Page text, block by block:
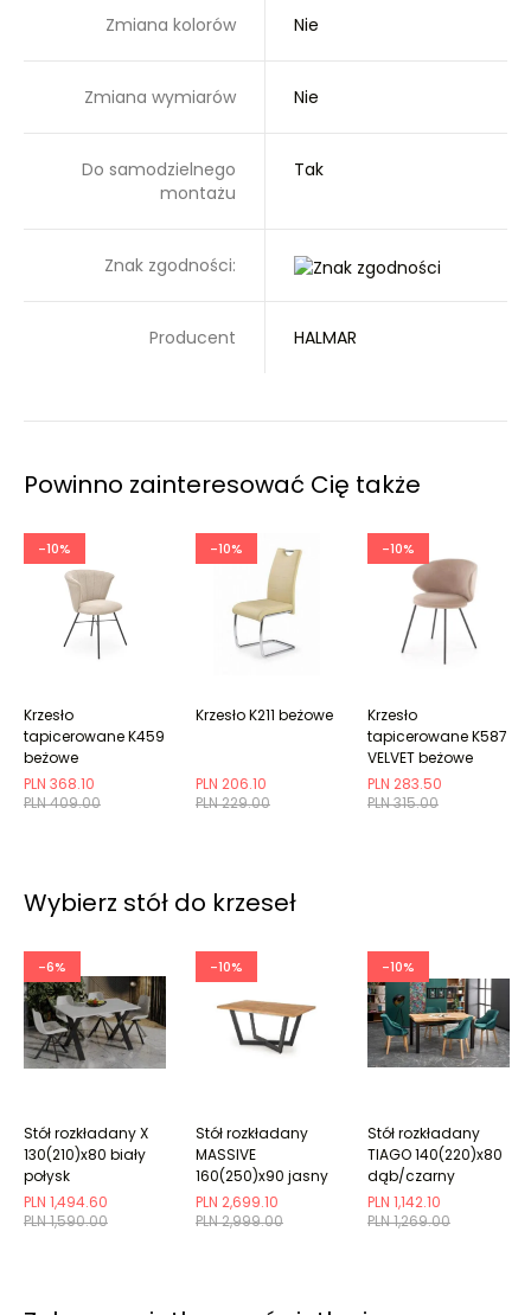
Zmiana kolorów Nie
Zmiana wymiarów Nie
Do samodzielnego
montażu
Tak
Znak zgodności:
Producent HALMAR
Powinno zainteresować Cię także
-10%
PLN 409.00
PLN 368.10
Krzesło
tapicerowane K459
beżowe
-10%
PLN 229.00
PLN 206.10
Krzesło K211 beżowe
-10%
PLN 315.00
PLN 283.50
Krzesło
tapicerowane K587
VELVET beżowe
Wybierz stół do krzeseł
-6%
PLN 1,590.00
PLN 1,494.60
Stół rozkładany X
130(210)x80 biały
połysk
-10%
PLN 2,999.00
PLN 2,699.10
Stół rozkładany
MASSIVE
160(250)x90 jasny
dąb/czarny
-10%
PLN 1,269.00
PLN 1,142.10
Stół rozkładany
TIAGO 140(220)x80
dąb/czarny